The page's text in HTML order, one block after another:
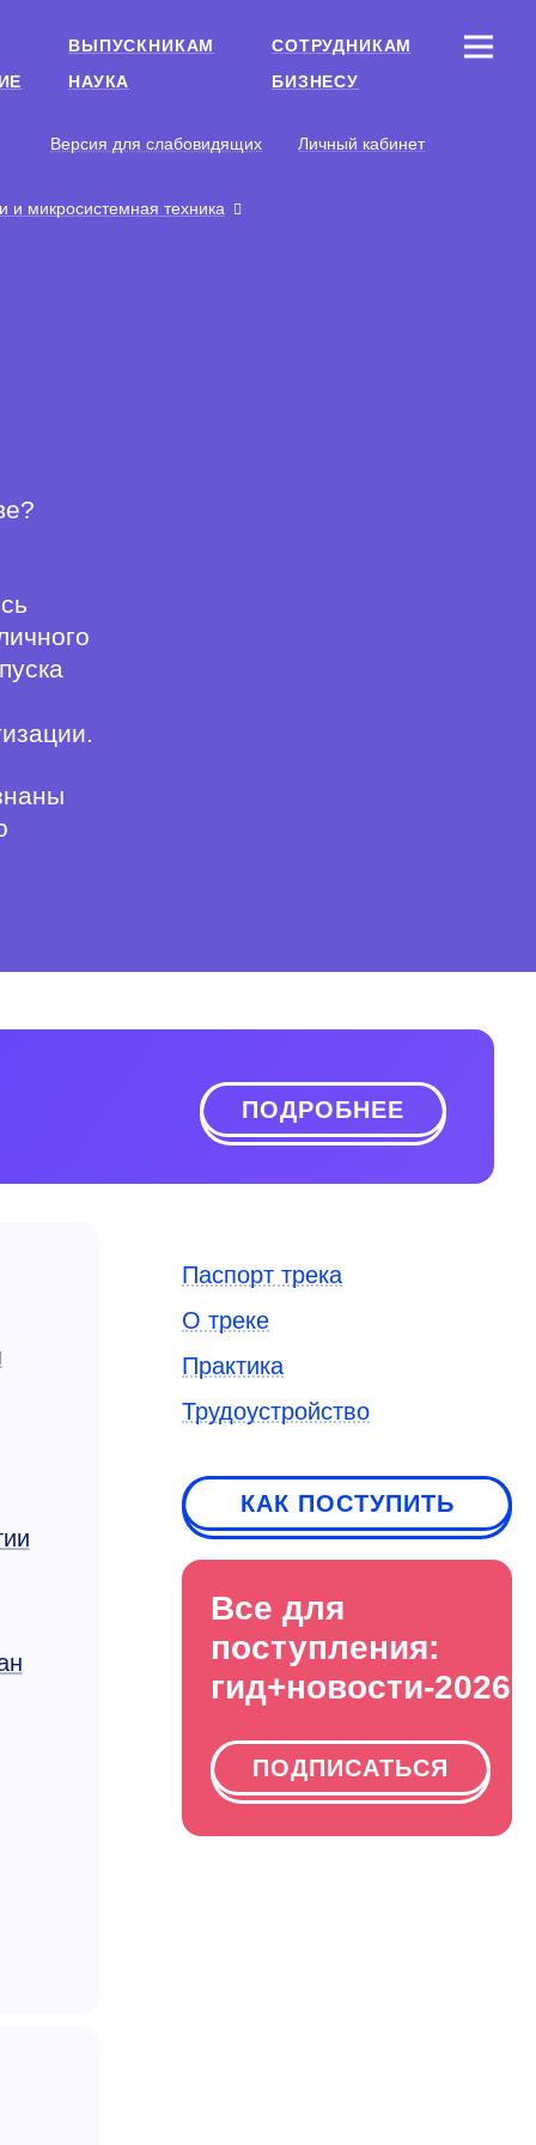
ВЫПУСКНИКАМ
СОТРУДНИКАМ
НАУКА БИЗНЕСУ
Версия для слабовидящих Личный кабинет
и микросистемная техника
ПОДРОБНЕЕ
Паспорт трека
О треке
Практика
Трудоустройство
КАК ПОСТУПИТЬ
Все для
поступления:
гид+новости-2026
ПОДПИСАТЬСЯ